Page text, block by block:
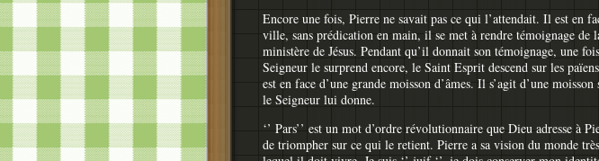
Encore une fois, Pierre ne savait pas ce qui l’attendait. Il est en
ville, sans prédication en main, il se met à rendre témoignage de
ministère de Jésus. Pendant qu’il donnait son témoignage, une
Seigneur le surprend encore, le Saint Esprit descend sur les
est en face d’une grande moisson d’âmes. Il s’agit d’une
le Seigneur lui donne.
‘’ Pars’’ est un mot d’ordre révolutionnaire que Dieu adresse à
de triompher sur ce qui le retient. Pierre a sa vision du monde